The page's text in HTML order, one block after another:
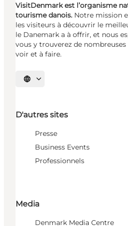
VisitDenmark est l’organisme
tourisme danois. Notre mission
les visiteurs à découvrir le
le Danemark a à offrir, et nous
vous y trouverez de nombreuses
voir et à faire.
Choisissez la langue
D'autres sites
Presse
Business Events
Professionnels
Media
Denmark Media Centre